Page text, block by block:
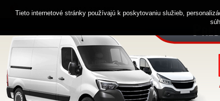
Zákaznícka linka 0914 238 482
Tieto internetové stránky používajú k poskytovaniu služieb,